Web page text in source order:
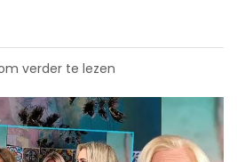
verder te lezen